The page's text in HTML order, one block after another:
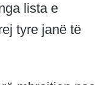
lista e
tyre janë të